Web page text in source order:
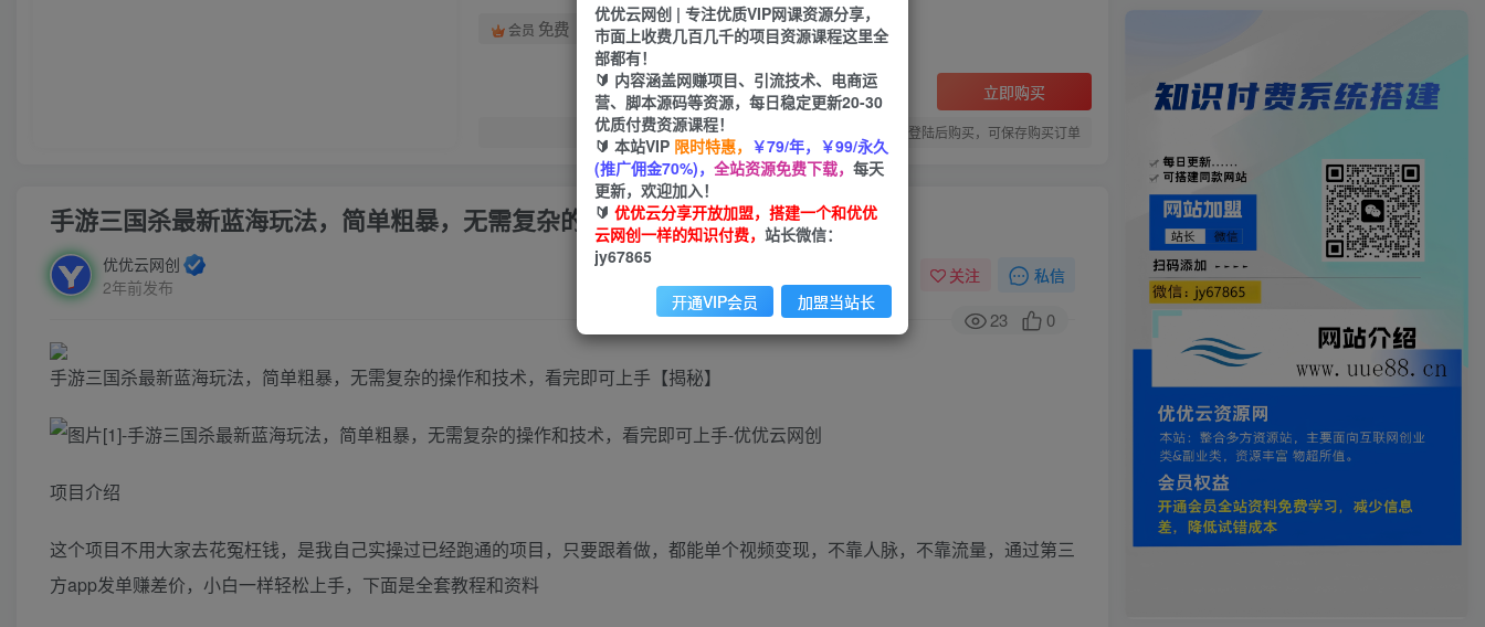
会员 免费
立即购买
您当前未登录！建议登陆后购买，可保存购买订单
手游三国杀最新蓝海玩法，简单粗暴，无需复杂的操作和技术，看完即可上手
优优云网创
2年前发布
关注 私信
23 0
手游三国杀最新蓝海玩法，简单粗暴，无需复杂的操作和技术，看完即可上手【揭秘】
项目介绍
这个项目不用大家去花冤枉钱，是我自己实操过已经跑通的项目，只要跟着做，都能单个视频变现，不靠人脉，不靠流量，通过第三
方app发单赚差价，小白一样轻松上手，下面是全套教程和资料
优优云网创 | 专注优质VIP网课资源分享，
市面上收费几百几千的项目资源课程这里全
部都有！
🔰 内容涵盖网赚项目、引流技术、电商运
营、脚本源码等资源，每日稳定更新20-30
优质付费资源课程！
🔰 本站VIP 限时特惠， ￥79/年，￥99/永久
(推广佣金70%)， 全站资源免费下载， 每天
更新，欢迎加入！
🔰 优优云分享开放加盟，搭建一个和优优
云网创一样的知识付费， 站长微信：
jy67865
开通VIP会员 加盟当站长